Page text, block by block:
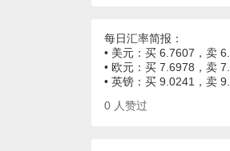
每日汇率简报：
• 美元：买 6.7607，卖
• 欧元：买 7.6978，卖
• 英镑：买 9.0241，卖
0 人赞过